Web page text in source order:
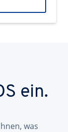
ein.
was